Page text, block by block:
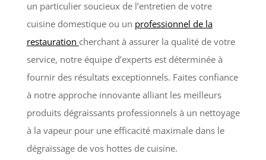
un particulier soucieux de l’entretien de votre
cuisine domestique ou un professionnel de la
restauration cherchant à assurer la qualité de votre
service, notre équipe d’experts est déterminée à
fournir des résultats exceptionnels. Faites confiance
à notre approche innovante alliant les meilleurs
produits dégraissants professionnels à un nettoyage
à la vapeur pour une efficacité maximale dans le
dégraissage de vos hottes de cuisine.